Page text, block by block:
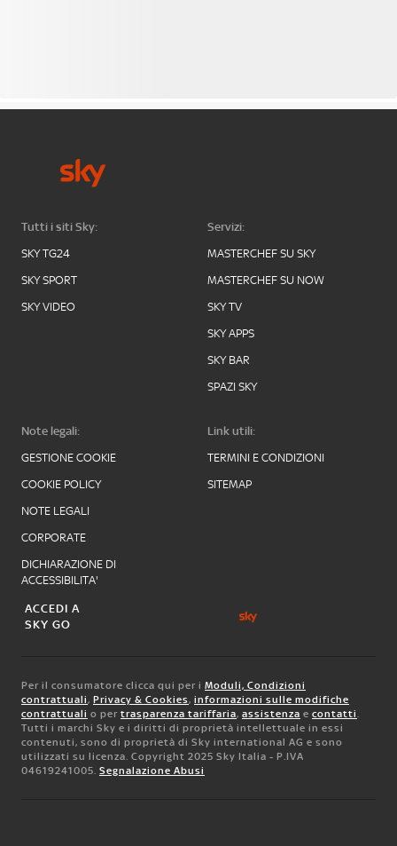
Tutti i siti Sky:
SKY TG24
SKY SPORT
SKY VIDEO
Servizi:
MASTERCHEF SU SKY
MASTERCHEF SU NOW
SKY TV
SKY APPS
SKY BAR
SPAZI SKY
Note legali:
GESTIONE COOKIE
COOKIE POLICY
NOTE LEGALI
CORPORATE
DICHIARAZIONE DI
ACCESSIBILITA'
Link utili:
TERMINI E CONDIZIONI
SITEMAP
ACCEDI A
SKY GO
Per il consumatore clicca qui per i Moduli, Condizioni
contrattuali, Privacy & Cookies, informazioni sulle modifiche
contrattuali o per trasparenza tariffaria, assistenza e contatti.
Tutti i marchi Sky e i diritti di proprietà intellettuale in essi
contenuti, sono di proprietà di Sky international AG e sono
utilizzati su licenza. Copyright 2025 Sky Italia - P.IVA
04619241005. Segnalazione Abusi